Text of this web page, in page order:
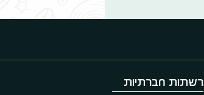
רשתות חברתיות